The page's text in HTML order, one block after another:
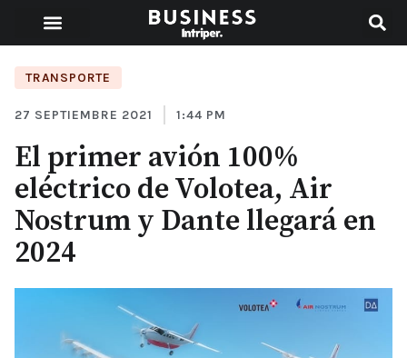
TRANSPORTE
27 SEPTIEMBRE 2021 1:44 PM
El primer avión 100%
eléctrico de Volotea, Air
Nostrum y Dante llegará en
2024